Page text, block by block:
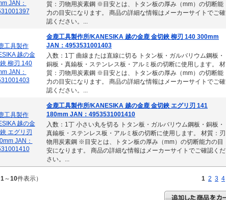
質：刃物用炭素鋼 ※目安とは、トタン板の厚み（mm）の切断能
力の目安になります。 商品の詳細な情報はメーカーサイトでご確
認ください。...
金鹿工具製作所/KANESIKA 越の金鹿 金切鋏 柳刃 140 300mm
JAN：4953531001403
入数：1丁 曲線または直線に切る トタン板・ガルバリウム鋼板・
銅板・真鍮板・ステンレス板・アルミ板の切断に使用します。 材
質：刃物用炭素鋼 ※目安とは、トタン板の厚み（mm）の切断能
力の目安になります。 商品の詳細な情報はメーカーサイトでご確
認ください。...
金鹿工具製作所/KANESIKA 越の金鹿 金切鋏 エグリ刃 141
180mm JAN：4953531001410
入数：1丁 小さい丸を切る トタン板・ガルバリウム鋼板・銅板・
真鍮板・ステンレス板・アルミ板の切断に使用します。 材質：刃
物用炭素鋼 ※目安とは、トタン板の厚み（mm）の切断能力の目
安になります。 商品の詳細な情報はメーカーサイトでご確認くだ
さい。...
1～10件表示） 1 2 3 4